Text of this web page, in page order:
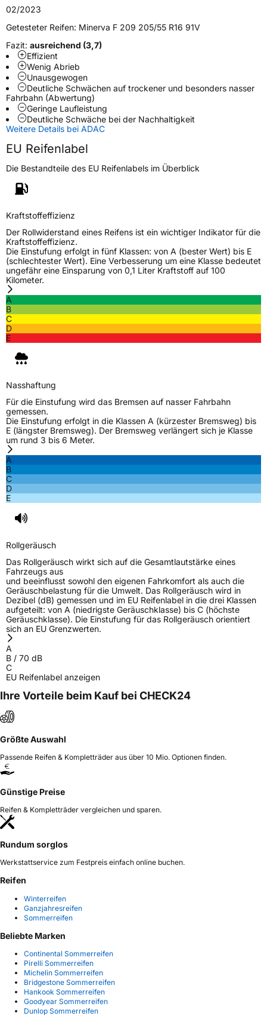
Verwendung
ModellnameF 209
FahrzeugartPKW & SUV
Weitere Eigenschaften
SchlauchtypTL
ZustandNeureifen
EU Label
EffizienzC
NasshaftungB
Rollgeräusch (Klasse)B
Rollgeräusch (dB)70
EPREL ID
518038
Allgemeine Produktsicherheit (GPSR)
HerstellerkontaktDeldo Autobanden NV, Essensteenweg 113
2930 Brasschaat, compliance@deldo.com
02/2023
Getesteter Reifen: Minerva F 209 205/55 R16 91V
Fazit: ausreichend (3,7)
Effizient
Wenig Abrieb
Unausgewogen
Deutliche Schwächen auf trockener und besonders nasser
Fahrbahn (Abwertung)
Geringe Laufleistung
Deutliche Schwäche bei der Nachhaltigkeit
Weitere Details bei ADAC
EU Reifenlabel
Die Bestandteile des EU Reifenlabels im Überblick
Kraftstoffeffizienz
Der Rollwiderstand eines Reifens ist ein wichtiger Indikator für die
Kraftstoffeffizienz.
Die Einstufung erfolgt in fünf Klassen: von A (bester Wert) bis E
(schlechtester Wert). Eine Verbesserung um eine Klasse bedeutet
ungefähr eine Einsparung von 0,1 Liter Kraftstoff auf 100
Kilometer.
A
B
C
D
E
Nasshaftung
Für die Einstufung wird das Bremsen auf nasser Fahrbahn
gemessen.
Die Einstufung erfolgt in die Klassen A (kürzester Bremsweg) bis
E (längster Bremsweg). Der Bremsweg verlängert sich je Klasse
um rund 3 bis 6 Meter.
A
B
C
D
E
Rollgeräusch
Das Rollgeräusch wirkt sich auf die Gesamtlautstärke eines
Fahrzeugs aus
und beeinflusst sowohl den eigenen Fahrkomfort als auch die
Geräuschbelastung für die Umwelt. Das Rollgeräusch wird in
Dezibel (dB) gemessen und im EU Reifenlabel in die drei Klassen
aufgeteilt: von A (niedrigste Geräuschklasse) bis C (höchste
Geräuschklasse). Die Einstufung für das Rollgeräusch orientiert
sich an EU Grenzwerten.
A
B / 70 dB
C
EU Reifenlabel anzeigen
Ihre Vorteile beim Kauf bei CHECK24
Größte Auswahl
Passende Reifen & Kompletträder aus über 10 Mio. Optionen finden.
Günstige Preise
Reifen & Kompletträder vergleichen und sparen.
Rundum sorglos
Werkstattservice zum Festpreis einfach online buchen.
Reifen
Winterreifen
Ganzjahresreifen
Sommerreifen
Beliebte Marken
Continental Sommerreifen
Pirelli Sommerreifen
Michelin Sommerreifen
Bridgestone Sommerreifen
Hankook Sommerreifen
Goodyear Sommerreifen
Dunlop Sommerreifen